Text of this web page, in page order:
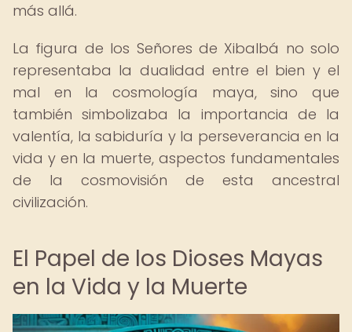
más allá.
La figura de los Señores de Xibalbá no solo
representaba la dualidad entre el bien y el
mal en la cosmología maya, sino que
también simbolizaba la importancia de la
valentía, la sabiduría y la perseverancia en la
vida y en la muerte, aspectos fundamentales
de la cosmovisión de esta ancestral
civilización.
El Papel de los Dioses Mayas
en la Vida y la Muerte